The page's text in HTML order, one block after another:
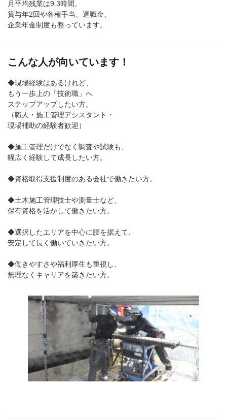
月平均残業は9.3時間。
賞与年2回や各種手当、退職金、
企業年金制度も整っています。
こんな人が向いています！
◆現場経験はあるけれど、
もう一歩上の「技術職」へ
ステップアップしたい方。
（職人・施工管理アシスタント・
現場補助の経験者歓迎）
◆施工管理だけでなく調査や試験も、
幅広く経験して成長したい方。
◆資格取得支援制度のある会社で働きたい方。
◆土木施工管理技士や測量士など、
保有資格を活かして働きたい方。
◆選択したエリアを中心に腰を据えて、
安定して長く働いていきたい方。
◆働きやすさや福利厚生も重視し、
無理なくキャリアを築きたい方。